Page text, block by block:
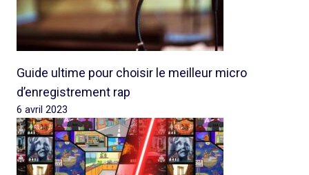
Guide ultime pour choisir le meilleur micro
d’enregistrement rap
6 avril 2023